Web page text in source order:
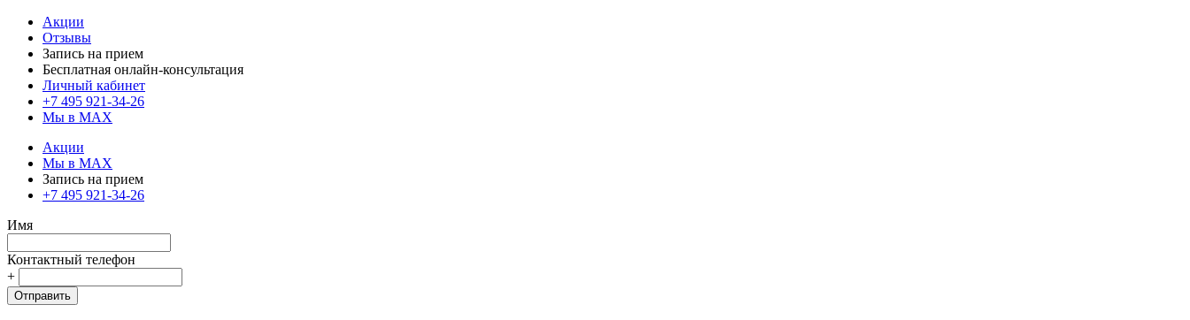
Акции
Отзывы
Запись на прием
Бесплатная онлайн-консультация
Личный кабинет
+7 495 921-34-26
Мы в MAX
Акции
Мы в MAX
Запись на прием
+7 495 921-34-26
Имя
Контактный телефон
+
Отправить